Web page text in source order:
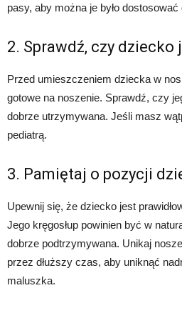
pasy, aby można je było
2. Sprawdź, czy dziecko
Przed umieszczeniem dziecka w
gotowe na noszenie. Sprawdź, czy
dobrze utrzymywana. Jeśli masz
pediatrą.
3. Pamiętaj o pozycji
Upewnij się, że dziecko jest
Jego kręgosłup powinien być w
dobrze podtrzymywana. Unikaj
przez dłuższy czas, aby uniknąć
maluszka.